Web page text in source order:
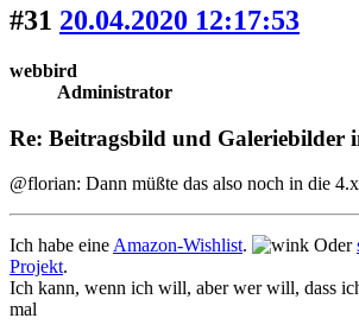
#31 20.04.2020 12:17:53
webbird
Administrator
Re: Beitragsbild und Galeriebilder
@florian: Dann müßte das also noch in die
Ich habe eine Amazon-Wishlist. Oder
Projekt.
Ich kann, wenn ich will, aber wer will, dass
mal